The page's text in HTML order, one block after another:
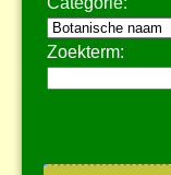
Zoekterm: